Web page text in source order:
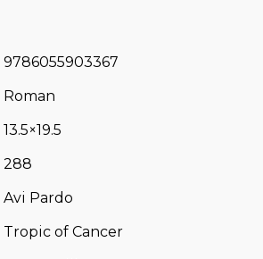
9786055903367
Roman
13.5×19.5
288
Avi Pardo
Tropic of Cancer